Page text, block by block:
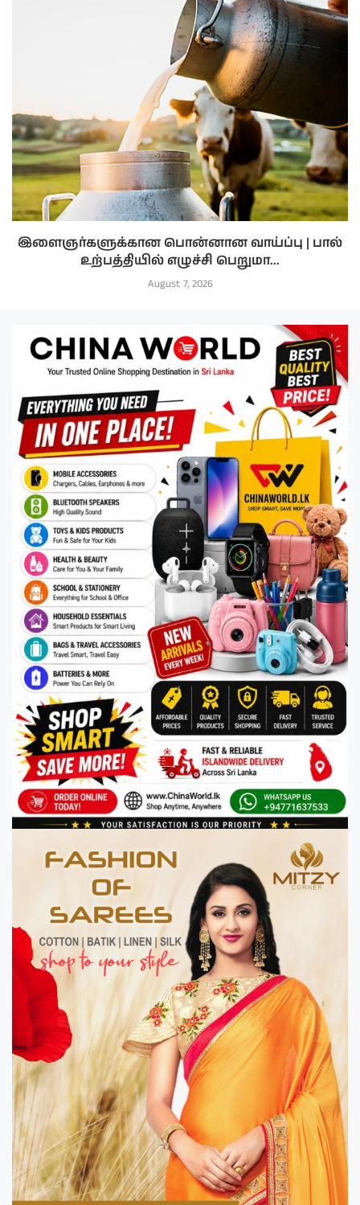
இளைஞர்களுக்கான பொன்னான வாய்ப்பு | பால்
உற்பத்தியில் எழுச்சி பெறுமா...
August 7, 2026